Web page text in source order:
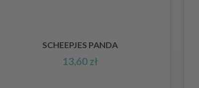
SCHEEPJES PANDA
13,60 zł